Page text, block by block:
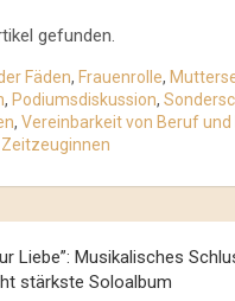
gefunden.
Fäden, Frauenrolle,
, Podiumsdiskussion,
, Vereinbarkeit von Beruf und
Zeitzeuginnen
Liebe”: Musikalisches
stärkste Soloalbum